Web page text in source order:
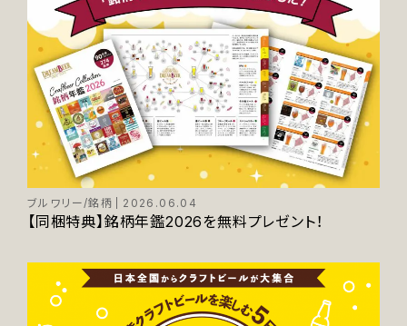
ブルワリー/銘柄 2026.06.04
【同梱特典】銘柄年鑑2026を無料プレゼント！